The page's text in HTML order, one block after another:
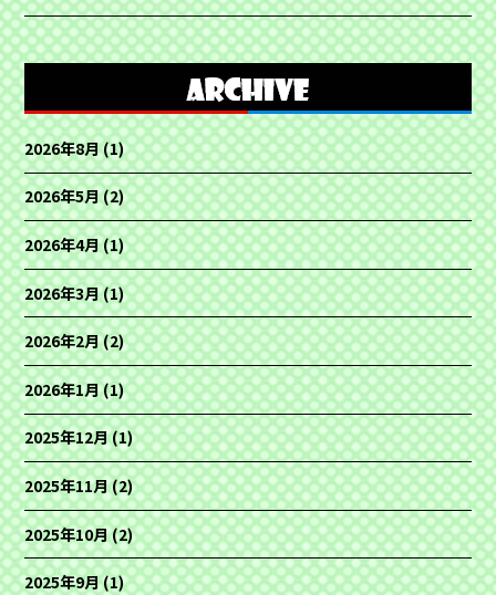
2026年8月(1)
2026年5月(2)
2026年4月(1)
2026年3月(1)
2026年2月(2)
2026年1月(1)
2025年12月(1)
2025年11月(2)
2025年10月(2)
2025年9月(1)